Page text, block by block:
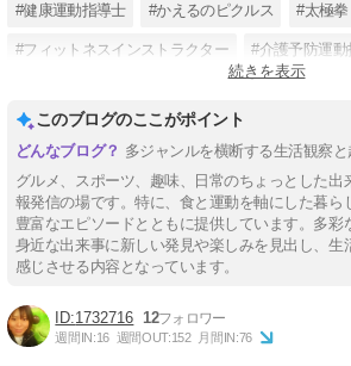
#健康運動指導士 #かえるのピクルス #太極拳
#フィットネスインストラクター #介護予防運動
続きを表示
このブログのここがポイント
多ジャンルを横断する生活観察
グルメ、スポーツ、趣味、日常のちょっとした出
報発信の場です。特に、食と運動を軸にした暮ら
豊富なエピソードとともに提供しています。多彩
身近な出来事に新しい発見や楽しみを見出し、生
感じさせる内容となっています。
1732716 12
週間IN:16 週間OUT:152 月間IN:76